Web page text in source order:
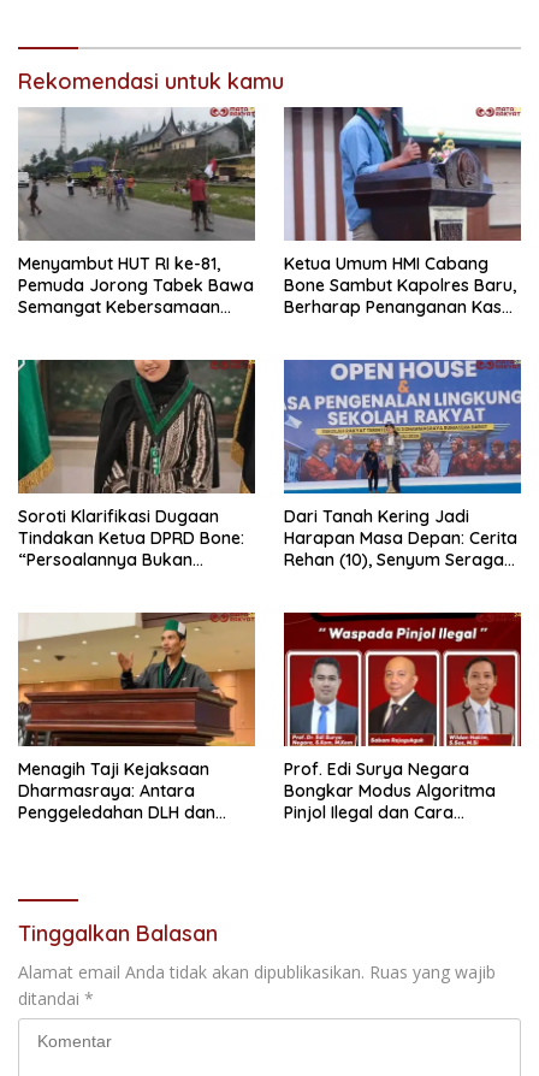
Rekomendasi untuk kamu
Menyambut HUT RI ke-81,
Pemuda Jorong Tabek Bawa
Semangat Kebersamaan
Ketua Umum HMI Cabang
Bone Sambut Kapolres Baru,
Berharap Penanganan Kasus
Soroti Klarifikasi Dugaan
Tindakan Ketua DPRD Bone:
“Persoalannya Bukan
Dari Tanah Kering Jadi
Harapan Masa Depan: Cerita
Rehan (10), Senyum Seragam
Menagih Taji Kejaksaan
Dharmasraya: Antara
Penggeledahan DLH dan
Prof. Edi Surya Negara
Bongkar Modus Algoritma
Pinjol Ilegal dan Cara
Tinggalkan Balasan
Alamat email Anda tidak akan dipublikasikan. Ruas yang wajib
ditandai *